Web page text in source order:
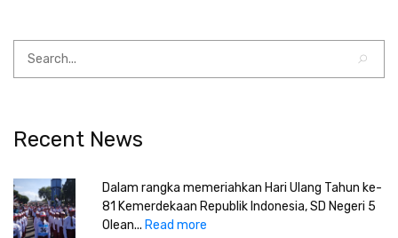
Recent News
Dalam rangka memeriahkan Hari Ulang Tahun ke-
81 Kemerdekaan Republik Indonesia, SD Negeri 5
Olean... Read more